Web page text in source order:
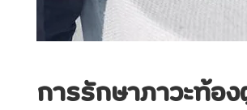
การรักษาภาวะท้อ